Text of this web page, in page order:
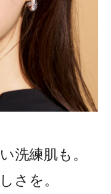
洗練肌も。
さを。